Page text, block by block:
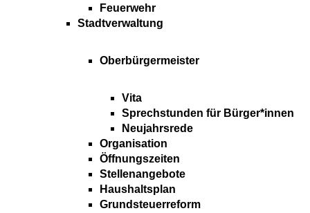
Feuerwehr
Stadtverwaltung
Oberbürgermeister
Vita
Sprechstunden für Bürger*innen
Neujahrsrede
Organisation
Öffnungszeiten
Stellenangebote
Haushaltsplan
Grundsteuerreform